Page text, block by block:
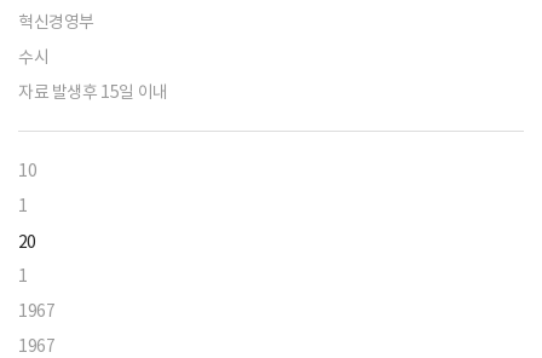
혁신경영부
수시
자료 발생후 15일 이내
10
1
20
1
1967
1967